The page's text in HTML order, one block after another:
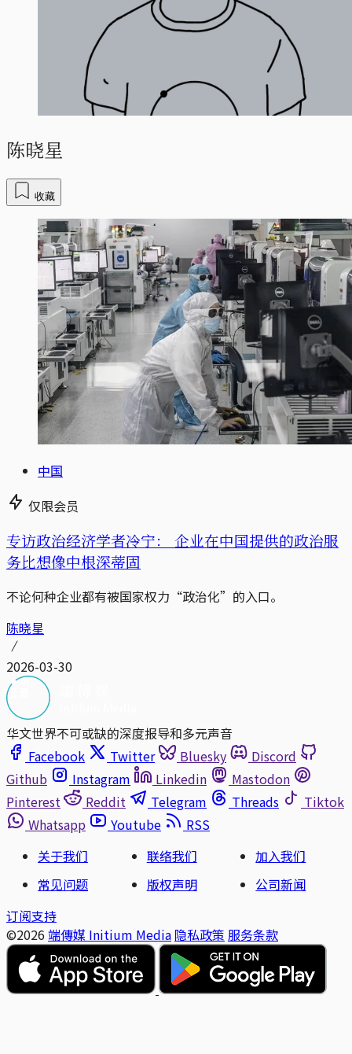
陈晓星
收藏
中国
仅限会员
专访政治经济学者冷宁： 企业在中国提供的政治服
务比想像中根深蒂固
不论何种企业都有被国家权力“政治化”的入口。
陈晓星
2026-03-30
华文世界不可或缺的深度报导和多元声音
Facebook
Twitter Bluesky
Discord
Github
Instagram Linkedin
Mastodon
Pinterest
Reddit Telegram Threads
Tiktok
Whatsapp
Youtube
RSS
关于我们
联络我们
加入我们
常见问题
版权声明
公司新闻
订阅支持
©2026 端傳媒 Initium Media 隐私政策 服务条款